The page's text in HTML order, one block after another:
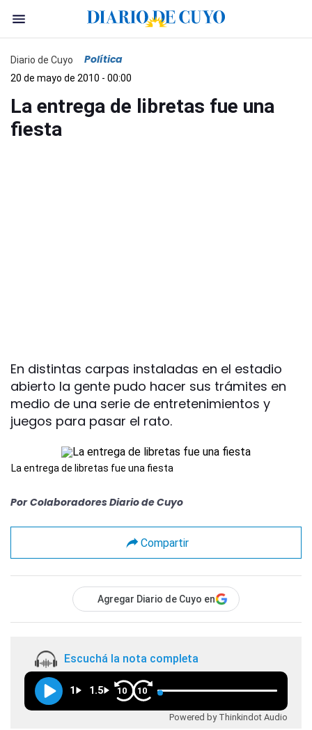
Diario de Cuyo Política
20 de mayo de 2010 - 00:00
La entrega de libretas fue una
fiesta
En distintas carpas instaladas en el estadio
abierto la gente pudo hacer sus trámites en
medio de una serie de entretenimientos y
juegos para pasar el rato.
La entrega de libretas fue una fiesta
Por Colaboradores Diario de Cuyo
Compartir
Agregar Diario de Cuyo en
Escuchá la nota completa
1 1.5 10 10
Powered by Thinkindot Audio